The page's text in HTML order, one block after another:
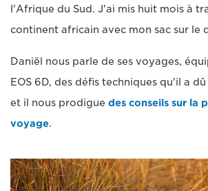
l'Afrique du Sud. J'ai mis huit mois à
continent africain avec mon sac sur le
Daniël nous parle de ses voyages,
EOS 6D, des défis techniques qu'il a
et il nous prodigue des conseils sur la
voyage.